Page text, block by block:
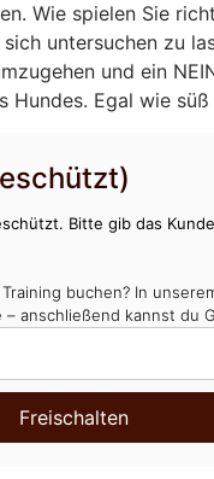
Wie spielen Sie
untersuchen zu
und ein
Hundes. Egal wie
Bitte gib das
buchen? In
anschließend kannst du
Freischalten